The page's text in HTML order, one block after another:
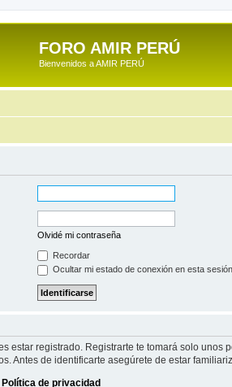
FORO AMIR PERÚ
Bienvenidos a AMIR PERÚ
Olvidé mi contraseña
Recordar
Ocultar mi estado de conexión en esta sesión
estar registrado. Registrarte te tomará solo
Antes de identificarte asegúrete de estar
Política de privacidad